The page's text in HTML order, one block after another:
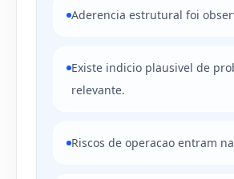
Aderencia estrutural foi
Existe indicio plausivel de
relevante.
Riscos de operacao entram